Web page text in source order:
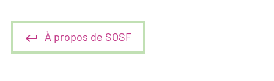
À propos de SOSF